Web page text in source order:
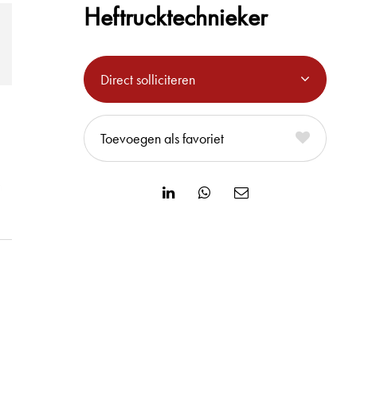
Heftrucktechnieker
Direct solliciteren
favoriet